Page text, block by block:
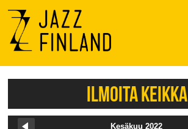
Menu
ILMOITA KEIKKA
Kesäkuu 2022